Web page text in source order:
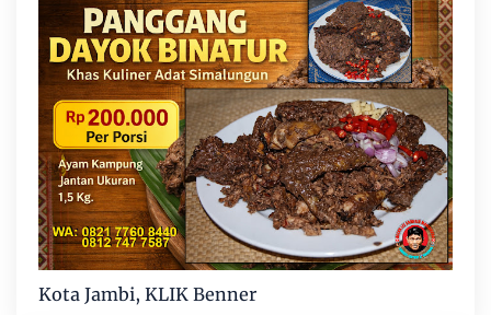
Kota Jambi, KLIK Benner